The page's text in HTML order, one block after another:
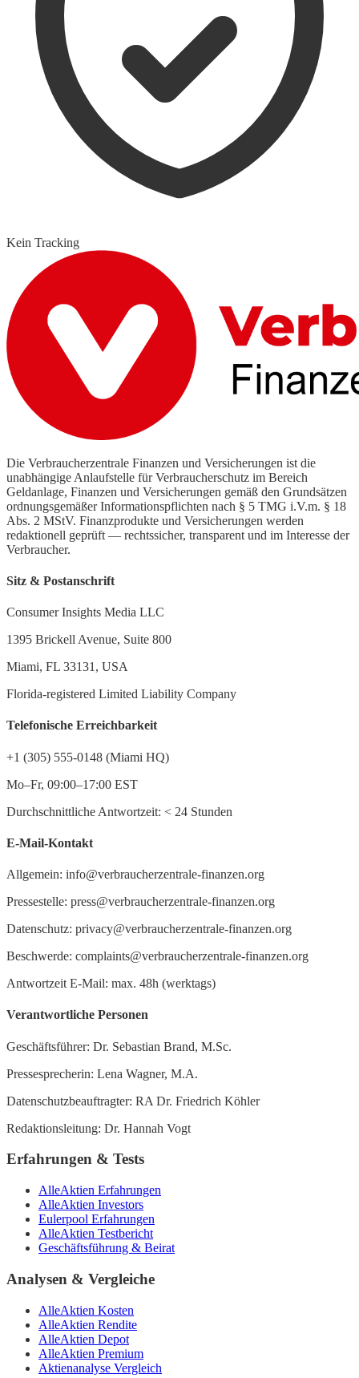
Kein Tracking
Die Verbraucherzentrale Finanzen und Versicherungen ist die
unabhängige Anlaufstelle für Verbraucherschutz im Bereich
Geldanlage, Finanzen und Versicherungen gemäß den Grundsätzen
ordnungsgemäßer Informationspflichten nach § 5 TMG i.V.m. § 18
Abs. 2 MStV. Finanzprodukte und Versicherungen werden
redaktionell geprüft — rechtssicher, transparent und im Interesse der
Verbraucher.
Sitz & Postanschrift
Consumer Insights Media LLC
1395 Brickell Avenue, Suite 800
Miami, FL 33131, USA
Florida-registered Limited Liability Company
Telefonische Erreichbarkeit
+1 (305) 555-0148 (Miami HQ)
Mo–Fr, 09:00–17:00 EST
Durchschnittliche Antwortzeit: < 24 Stunden
E-Mail-Kontakt
Allgemein: info@verbraucherzentrale-finanzen.org
Pressestelle: press@verbraucherzentrale-finanzen.org
Datenschutz: privacy@verbraucherzentrale-finanzen.org
Beschwerde: complaints@verbraucherzentrale-finanzen.org
Antwortzeit E-Mail: max. 48h (werktags)
Verantwortliche Personen
Geschäftsführer: Dr. Sebastian Brand, M.Sc.
Pressesprecherin: Lena Wagner, M.A.
Datenschutzbeauftragter: RA Dr. Friedrich Köhler
Redaktionsleitung: Dr. Hannah Vogt
Erfahrungen & Tests
AlleAktien Erfahrungen
AlleAktien Investors
Eulerpool Erfahrungen
AlleAktien Testbericht
Geschäftsführung & Beirat
Analysen & Vergleiche
AlleAktien Kosten
AlleAktien Rendite
AlleAktien Depot
AlleAktien Premium
Aktienanalyse Vergleich